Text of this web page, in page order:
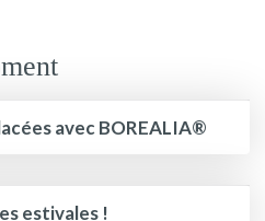
avec BOREALIA®
estivales !